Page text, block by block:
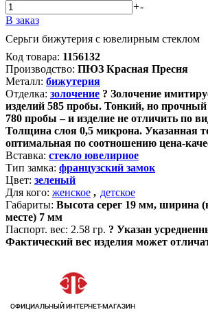
+-
В заказ
Серьги бижутерия с ювелирным стеклом
Код товара: 1156132
Производство: ПЮЗ Красная Пресня
Металл: бижутерия
Отделка: золочение ? Золочение
изделий 585 пробы. Тонкий, но прочный
780 пробы – и изделие не отличить по
Толщина слоя 0,5 микрона. Указанная
оптимальная по соотношению цена-
Вставка: стекло ювелирное
Тип замка: французский замок
Цвет: зеленый
Для кого: женское , детское
Габариты: Высота серег 19 мм, ширина
месте) 7 мм
Паспорт. вес: 2.58 гр. ? Указан
Фактический вес изделия может